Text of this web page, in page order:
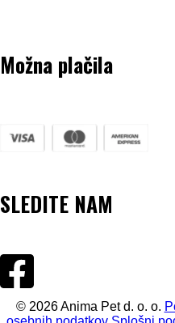
Možna plačila
SLEDITE NAM
© 2026 Anima Pet d. o. o.